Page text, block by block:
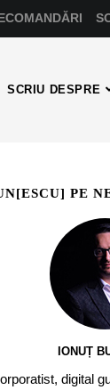
SCRIU DESPRE
PE
IONUȚ
digital